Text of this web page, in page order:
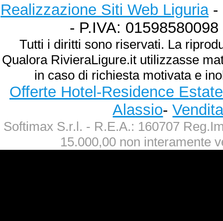
Realizzazione Siti Web Liguria-
- P.IVA:
Tutti i diritti sono riservati. La
Qualora RivieraLigure.it utilizzasse
in caso di richiesta motivata e
Offerte Hotel-Residence
Alassio-
Softimax S.r.l. - R.E.A.: 160707
15.000,00 non interamente